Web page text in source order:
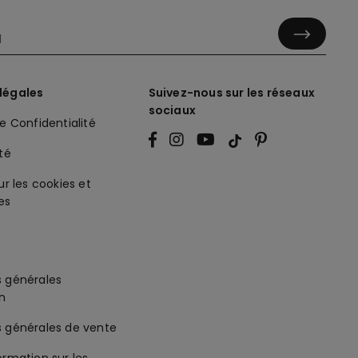
Confidentialité
les cookies et
générales
générales de vente
Suivez-nous sur les réseaux
sociaux